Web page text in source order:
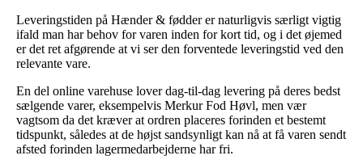
Leveringstiden på Hænder & fødder er naturligvis særligt vigtig
ifald man har behov for varen inden for kort tid, og i det øjemed
er det ret afgørende at vi ser den forventede leveringstid ved den
relevante vare.
En del online varehuse lover dag-til-dag levering på deres bedst
sælgende varer, eksempelvis Merkur Fod Høvl, men vær
vagtsom da det kræver at ordren placeres forinden et bestemt
tidspunkt, således at de højst sandsynligt kan nå at få varen sendt
afsted forinden lagermedarbejderne har fri.